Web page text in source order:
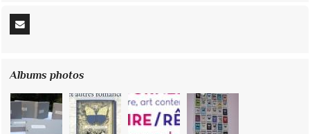
Albums photos